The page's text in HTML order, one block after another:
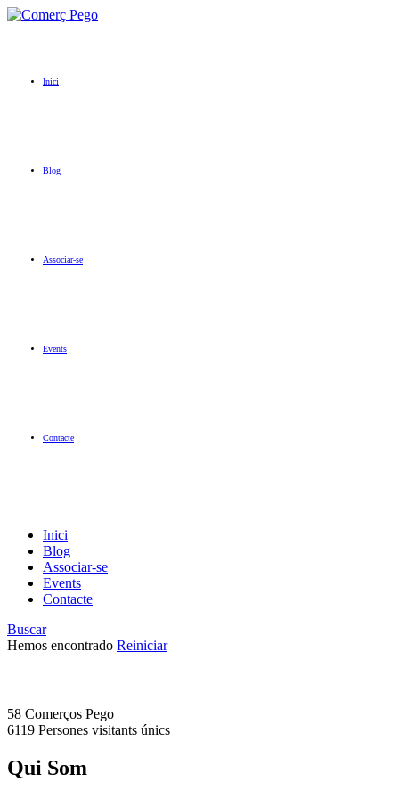
Inici
Blog
Associar-se
Events
Contacte
Inici
Blog
Associar-se
Events
Contacte
Buscar
Hemos encontrado Reiniciar
58 Comerços Pego
6119 Persones visitants únics
Qui Som